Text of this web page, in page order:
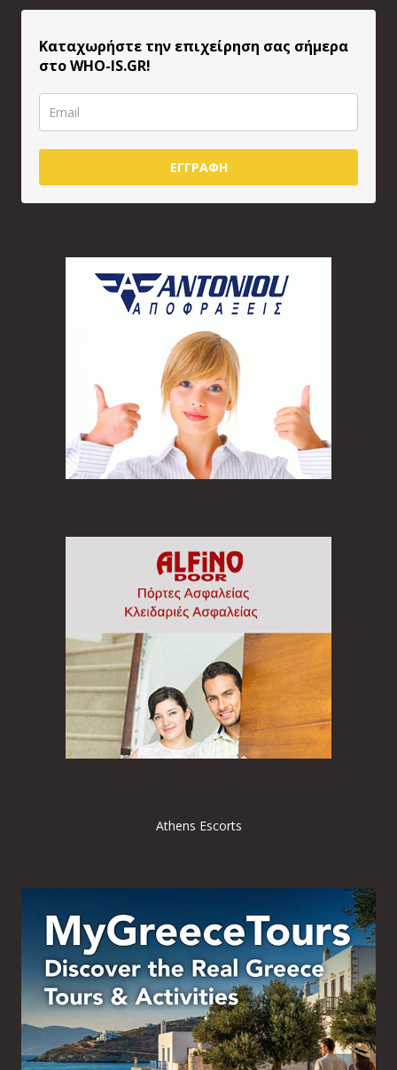
Καταχωρήστε την επιχείρηση σας σήμερα
στο WHO-IS.GR!
ΕΓΓΡΑΦΗ
Athens Escorts